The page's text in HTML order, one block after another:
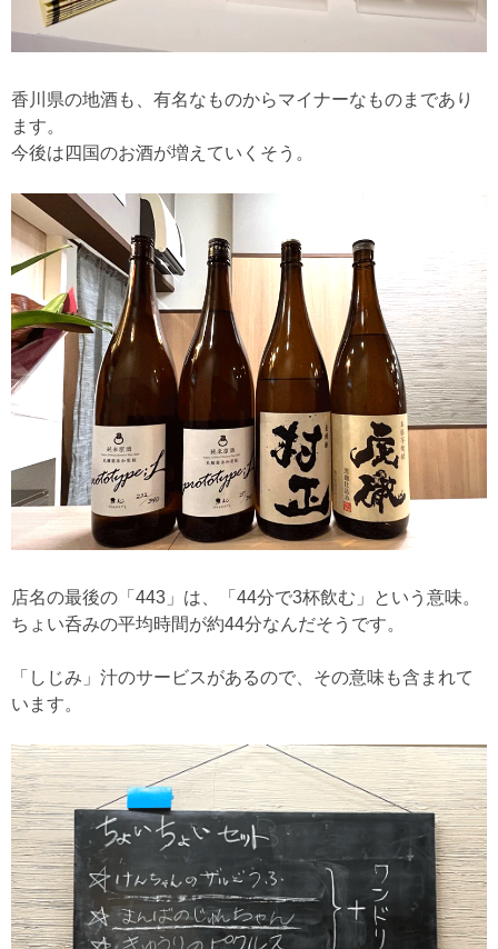
香川県の地酒も、有名なものからマイナーなものまであり
ます。
今後は四国のお酒が増えていくそう。
店名の最後の「443」は、「44分で3杯飲む」という意味。
ちょい呑みの平均時間が約44分なんだそうです。
「しじみ」汁のサービスがあるので、その意味も含まれて
います。